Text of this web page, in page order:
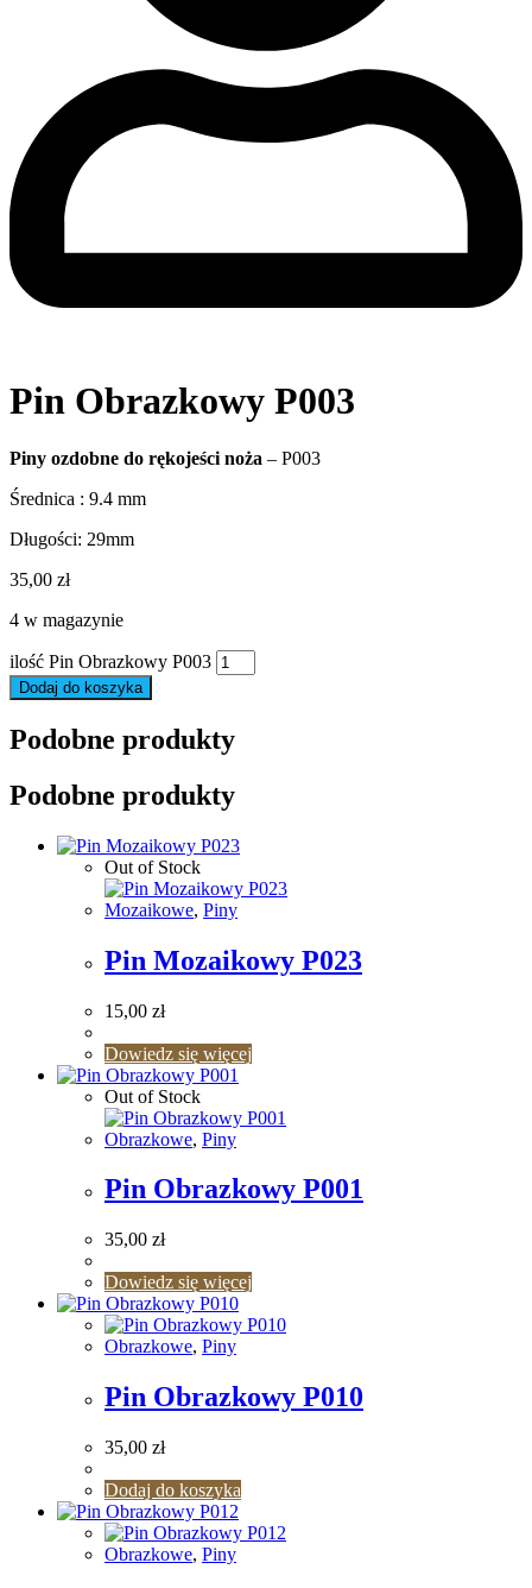
Pin Obrazkowy P003
Piny ozdobne do rękojeści noża – P003
Średnica : 9.4 mm
Długości: 29mm
35,00 zł
4 w magazynie
ilość Pin Obrazkowy P003
Dodaj do koszyka
Podobne produkty
Podobne produkty
Out of Stock
Mozaikowe, Piny
Pin Mozaikowy P023
15,00 zł
Dowiedz się więcej
Out of Stock
Obrazkowe, Piny
Pin Obrazkowy P001
35,00 zł
Dowiedz się więcej
Obrazkowe, Piny
Pin Obrazkowy P010
35,00 zł
Dodaj do koszyka
Obrazkowe, Piny